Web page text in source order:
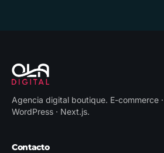
Agencia digital boutique. E-commerce ·
WordPress · Next.js.
Contacto